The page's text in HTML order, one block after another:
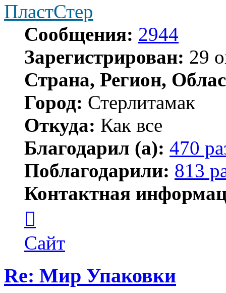
ПластСтер
Сообщения: 2944
Зарегистрирован: 29
Страна, Регион,
Город: Стерлитамак
Откуда: Как все
Благодарил (а): 470
Поблагодарили: 813
Контактная
пользователя
ПластСтер
Сайт
Re: Мир Упаковки